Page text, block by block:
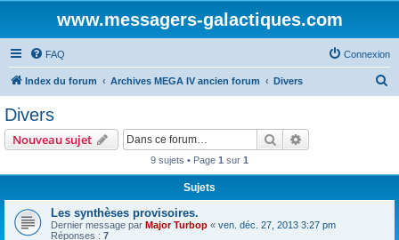
www.messagers-galactiques.com
FAQ Connexion
Index du forum Archives MEGA IV ancien forum Divers
Divers
Nouveau sujet Rechercher
9 sujets • Page 1 sur 1
Sujets
Les synthèses provisoires.
Dernier message par Major Turbop « ven. déc. 27, 2013 3:27 pm
Réponses : 7